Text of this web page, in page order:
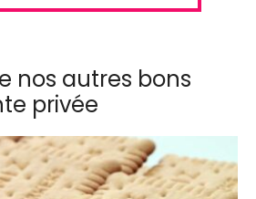
nos autres bons
privée